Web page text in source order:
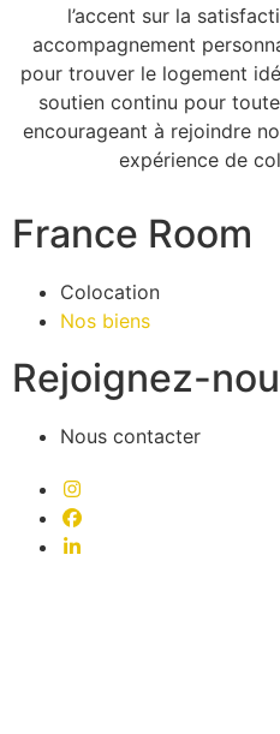
l’accent sur la
accompagnement
pour trouver le logement
soutien continu pour
encourageant à rejoindre
expérience de
France Room
Colocation
Nos biens
Rejoignez-
Nous contacter